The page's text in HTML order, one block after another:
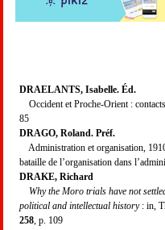
DRAELANTS, Isabelle. Éd.
Occident et Proche-Orient :
85
DRAGO, Roland. Préf.
Administration et organisation,
bataille de l’organisation dans
DRAKE, Richard
Why the Moro trials have not
political and intellectual history: in,
258 , p. 109